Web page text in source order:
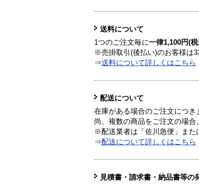
送料について
1つのご注文毎に一律1,100円(
※売掛取引(後払い)のお客様は
⇒送料について詳しくはこちら
配送について
在庫がある場合のご注文につき
尚、複数の商品をご注文の場合
※配送業者は「佐川急便」また
⇒配送について詳しくはこちら
見積書・請求書・納品書等の